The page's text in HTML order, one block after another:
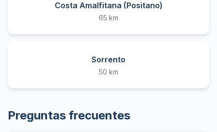
Costa Amalfitana (Positano)
65 km
Sorrento
50 km
Preguntas frecuentes